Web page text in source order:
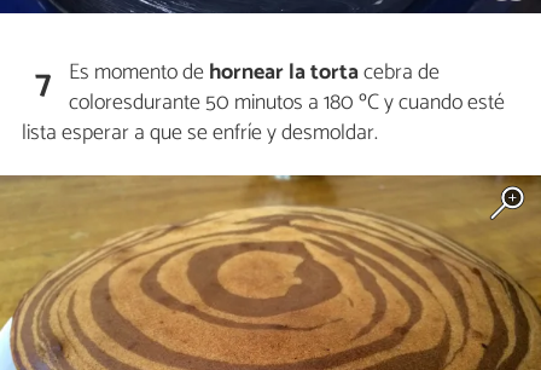
7 Es momento dehornear la tortacebra de
coloresdurante 50 minutos a 180 ºC y cuando esté
lista esperar a que se enfríe y desmoldar.